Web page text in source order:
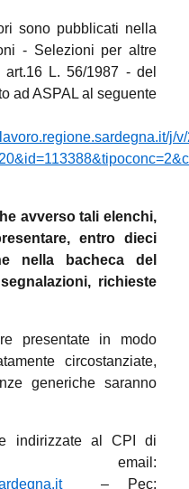
sono pubblicati nella
- Selezioni per altre
L. 56/1987 - del
ad ASPAL al seguente
j/
avverso tali elenchi,
entro dieci
nella bacheca del
richieste
presentate in modo
circostanziate,
generiche saranno
indirizzate al CPI di
email:
– Pec: